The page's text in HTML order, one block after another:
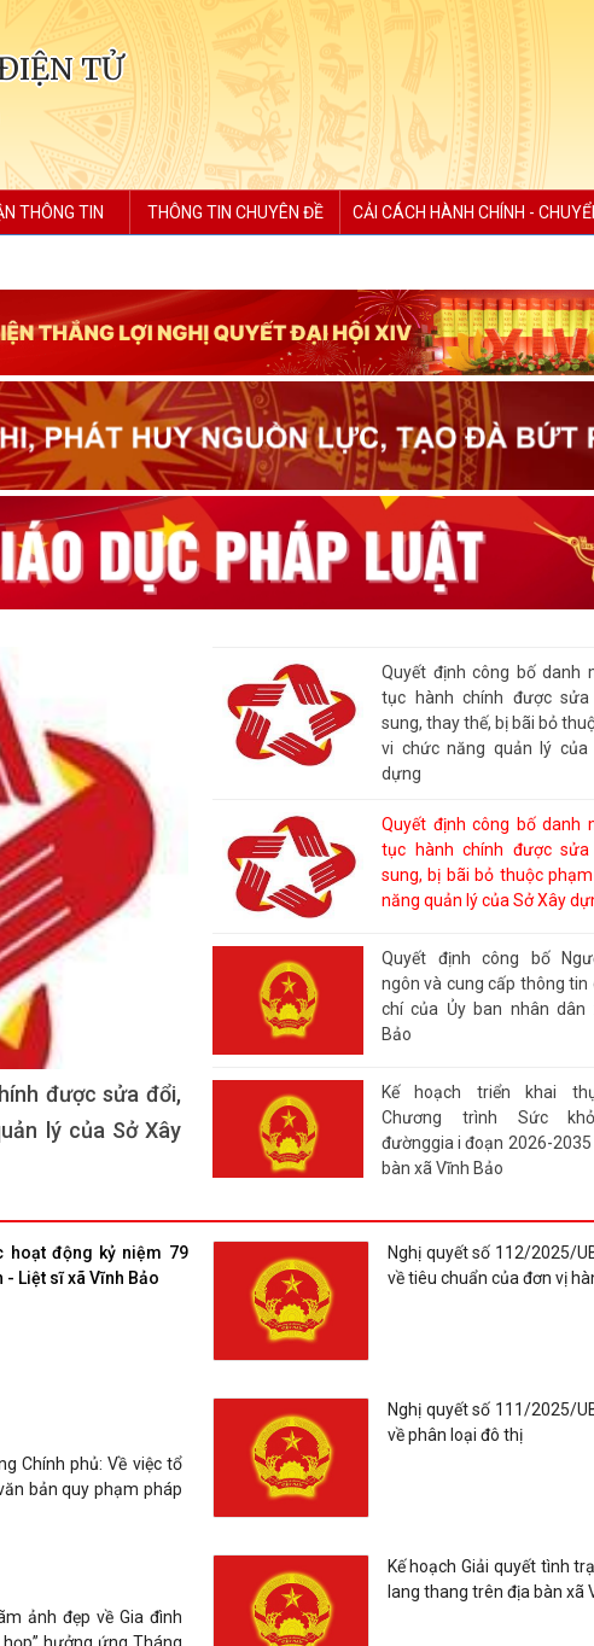
TỬ
THÔNG TIN THÔNG TIN CHUYÊN ĐỀ CẢI CÁCH HÀNH CHÍNH -
được sửa đổi,
lý của Sở Xây
Quyết định công bố danh
tục hành chính được
sung, thay thế, bị bãi bỏ
vi chức năng quản lý của
dựng
Quyết định công bố danh
tục hành chính được
sung, bị bãi bỏ thuộc
năng quản lý của Sở Xây
Quyết định công bố
ngôn và cung cấp thông tin
chí của Ủy ban nhân dân
Bảo
Kế hoạch triển khai
Chương trình Sức
đườnggia i đoạn 2026-
bàn xã Vĩnh Bảo
Quyết định tặng Giấy
cá nhân đã có thành tích
trong quá trình xây dựng
Thông báo tuyển chọn thực
nữ đi thực tập kỹ thuật tại
dưỡng, nhân viên chăm
việc tại Nhật Bản theo
hoạt động kỷ niệm 79
Liệt sĩ xã Vĩnh Bảo
Chính phủ: Về việc tổ
bản quy phạm pháp
ảnh đẹp về Gia đình
hưởng ứng Tháng
Nghị quyết số 112/2025/
về tiêu chuẩn của đơn vị
Nghị quyết số 111/2025/
về phân loại đô thị
Kế hoạch Giải quyết tình
lang thang trên địa bàn xã